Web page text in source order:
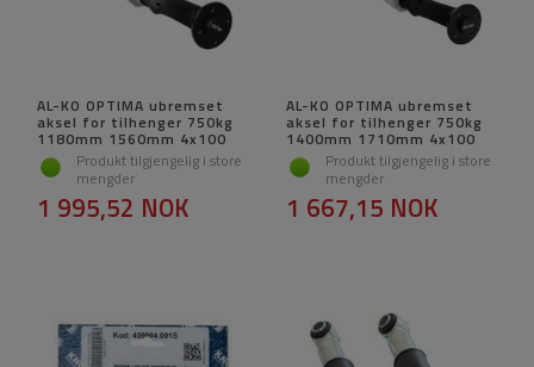
AL-KO OPTIMA ubremset
aksel for tilhenger 750kg
1180mm 1560mm 4x100
Produkt tilgjengelig i store
mengder
1 995,52 NOK
AL-KO OPTIMA ubremset
aksel for tilhenger 750kg
1400mm 1710mm 4x100
Produkt tilgjengelig i store
mengder
1 667,15 NOK